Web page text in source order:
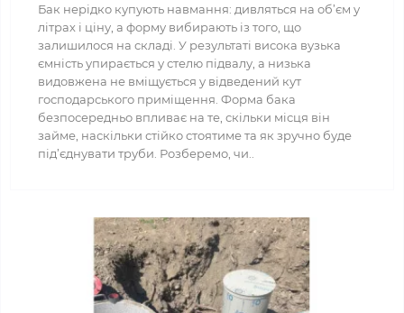
Бак нерідко купують навмання: дивляться на об’єм у
літрах і ціну, а форму вибирають із того, що
залишилося на складі. У результаті висока вузька
ємність упирається у стелю підвалу, а низька
видовжена не вміщується у відведений кут
господарського приміщення. Форма бака
безпосередньо впливає на те, скільки місця він
займе, наскільки стійко стоятиме та як зручно буде
під’єднувати труби. Розберемо, чи..